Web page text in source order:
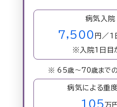
病気入院
7,500 円／1
※入院1日目
※ 65歳～70歳までの
病気による重
105 万円